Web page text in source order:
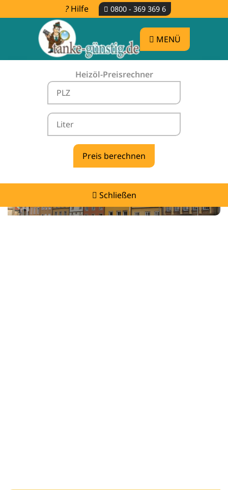
Hilfe 0800 - 369 369 6
MENÜ
Heizöl-Preisrechner
Schließen
Heizölpreise Bad Laer -
vergleichen & günstig tanken